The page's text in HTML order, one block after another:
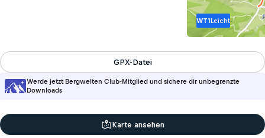
WT1Leicht
Werde jetzt Bergwelten Club-Mitglied und sichere dir unbegrenzte
Downloads
GPX-Datei
Karte ansehen